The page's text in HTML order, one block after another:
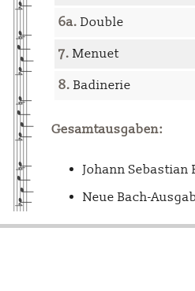
6a. Double
7. Menuet
8. Badinerie
Gesamtausgaben:
Johann Sebastian
Neue Bach-